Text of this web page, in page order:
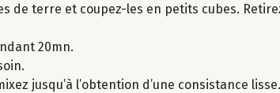
de terre et coupez-les en petits cubes.
20mn.
jusqu’à l’obtention d’une consistance lisse.